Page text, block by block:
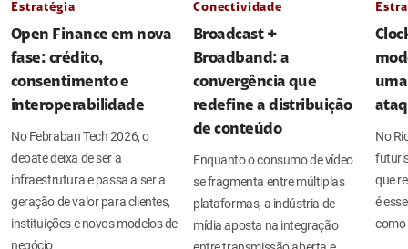
Estratégia
Open Finance em nova
fase: crédito,
consentimento e
interoperabilidade
No Febraban Tech 2026, o
debate deixa de ser a
infraestrutura e passa a ser a
geração de valor para clientes,
instituições e novos modelos de
negócio
Conectividade
Broadcast +
Broadband: a
convergência que
redefine a distribuição
de conteúdo
Enquanto o consumo de vídeo
se fragmenta entre múltiplas
plataformas, a indústria de
mídia aposta na integração
No
que
é
como